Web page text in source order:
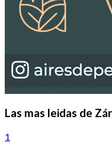
Las mas leidas de
1